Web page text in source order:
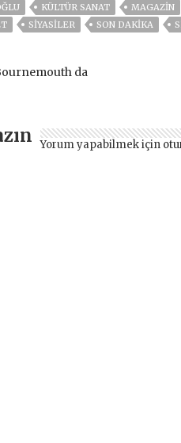
KÜLTÜR SANAT MAGAZİN
SİYASİLER SON DAKIKA
da
Yorum yapabilmek için